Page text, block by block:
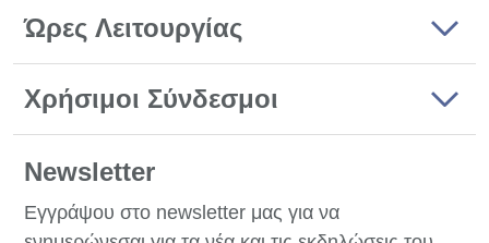
Ώρες Λειτουργίας
Χρήσιμοι Σύνδεσμοι
Newsletter
Εγγράψου στο newsletter μας για να